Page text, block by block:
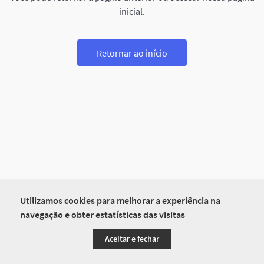
Utilizamos cookies para melhorar a experiência na
navegação e obter estatísticas das visitas
Aceitar e fechar
inicial.
Retornar ao início